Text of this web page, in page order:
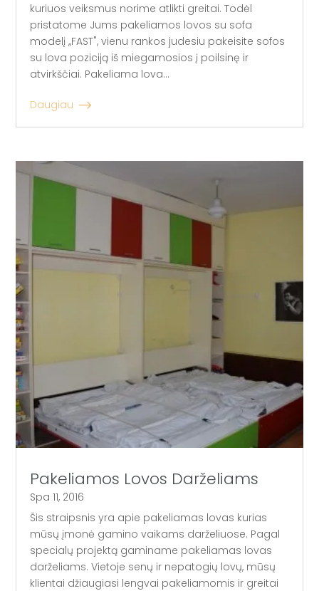
kuriuos veiksmus norime atlikti greitai. Todėl
pristatome Jums pakeliamos lovos su sofa
modelį ,,FAST", vienu rankos judesiu pakeisite sofos
su lova poziciją iš miegamosios į poilsinę ir
atvirkščiai. Pakeliama lova...
Daugiau
Pakeliamos Lovos Darželiams
Spa 11, 2016
Šis straipsnis yra apie pakeliamas lovas kurias
mūsų įmonė gamino vaikams darželiuose. Pagal
specialų projektą gaminame pakeliamas lovas
darželiams. Vietoje senų ir nepatogių lovų, mūsų
klientai džiaugiasi lengvai pakeliamomis ir greitai